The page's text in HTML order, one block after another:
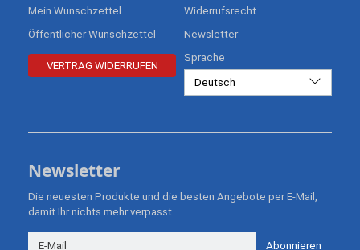
Mein Wunschzettel
Öffentlicher Wunschzettel
VERTRAG WIDERRUFEN
Widerrufsrecht
Newsletter
Sprache
Deutsch
Newsletter
Die neuesten Produkte und die besten Angebote per E-Mail,
damit Ihr nichts mehr verpasst.
Newsletter
Abonnieren